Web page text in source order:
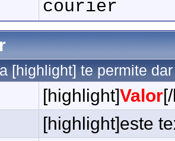
courier
[highlight] te permite
[highlight]Valor
[highlight]este